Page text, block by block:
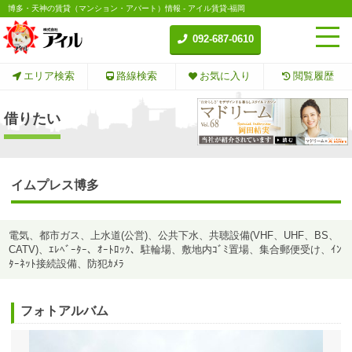
博多・天神の賃貸（マンション・アパート）情報 - アイル賃貸-福岡
092-687-0610
エリア検索 路線検索 お気に入り 閲覧履歴
借りたい
イムプレス博多
電気、都市ガス、上水道(公営)、公共下水、共聴設備(VHF、UHF、BS、
CATV)、ｴﾚﾍﾞｰﾀｰ、ｵｰﾄﾛｯｸ、駐輪場、敷地内ｺﾞﾐ置場、集合郵便受け、ｲﾝ
ﾀｰﾈｯﾄ接続設備、防犯ｶﾒﾗ
フォトアルバム